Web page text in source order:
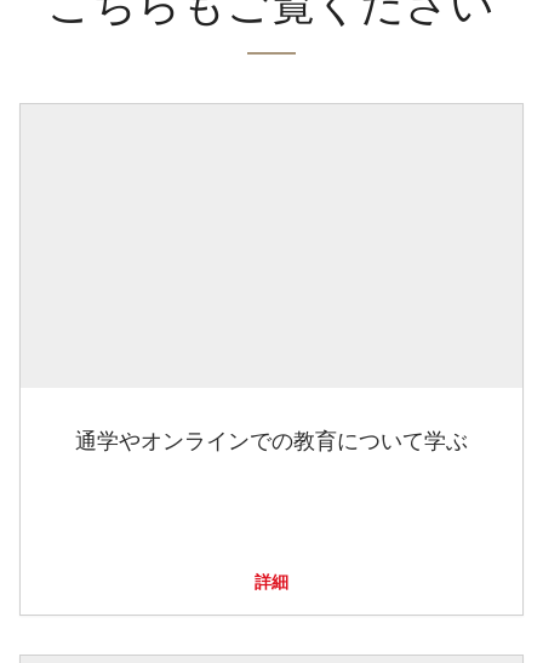
通学やオンラインでの教育について学ぶ
詳細